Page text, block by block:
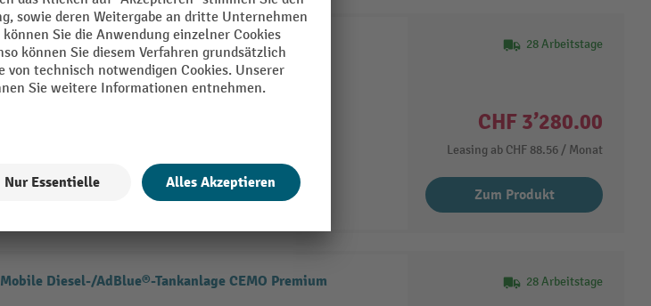
CEMO Mobile Diesel-Tankanlage 980 l Premium
Mit ADR-Zulassung für den Transport
28 Arbeitstage
CHF 3’280.00
Leasing ab CHF 88.56 / Monat
Zum Produkt
Mobile Diesel-/AdBlue®-Tankanlage CEMO Premium 28 Arbeitstage